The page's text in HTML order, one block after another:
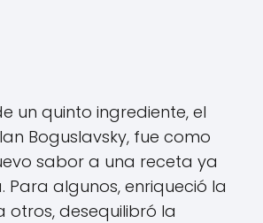
un quinto ingrediente, el
Boguslavsky, fue como
sabor a una receta ya
Para algunos, enriqueció la
otros, desequilibró la